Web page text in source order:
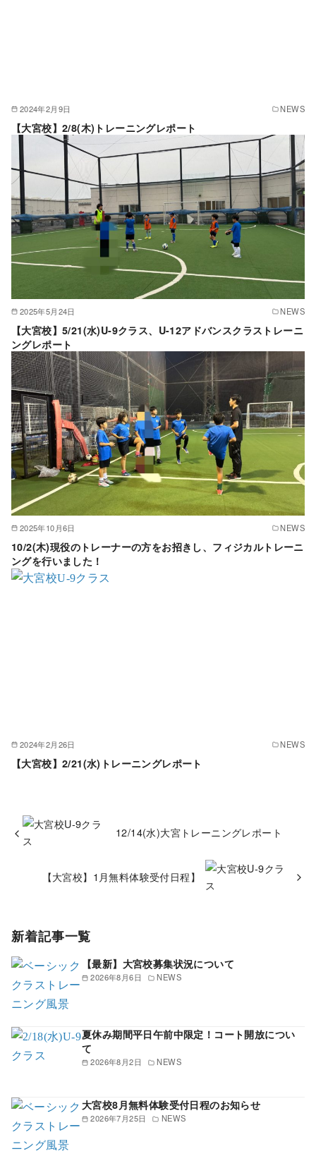
2024年2月9日 NEWS
【大宮校】2/8(木)トレーニングレポート
2025年5月24日 NEWS
【大宮校】5/21(水)U-9クラス、U-12アドバンスクラストレーニ
ングレポート
2025年10月6日 NEWS
10/2(木)現役のトレーナーの方をお招きし、フィジカルトレーニ
ングを行いました！
2024年2月26日 NEWS
【大宮校】2/21(水)トレーニングレポート
12/14(水)大宮トレーニングレポート
【大宮校】1月無料体験受付日程】
新着記事一覧
2026年8月6日 NEWS
【最新】大宮校募集状況について
2026年8月2日 NEWS
夏休み期間平日午前中限定！コート開放につい
て
2026年7月25日 NEWS
大宮校8月無料体験受付日程のお知らせ